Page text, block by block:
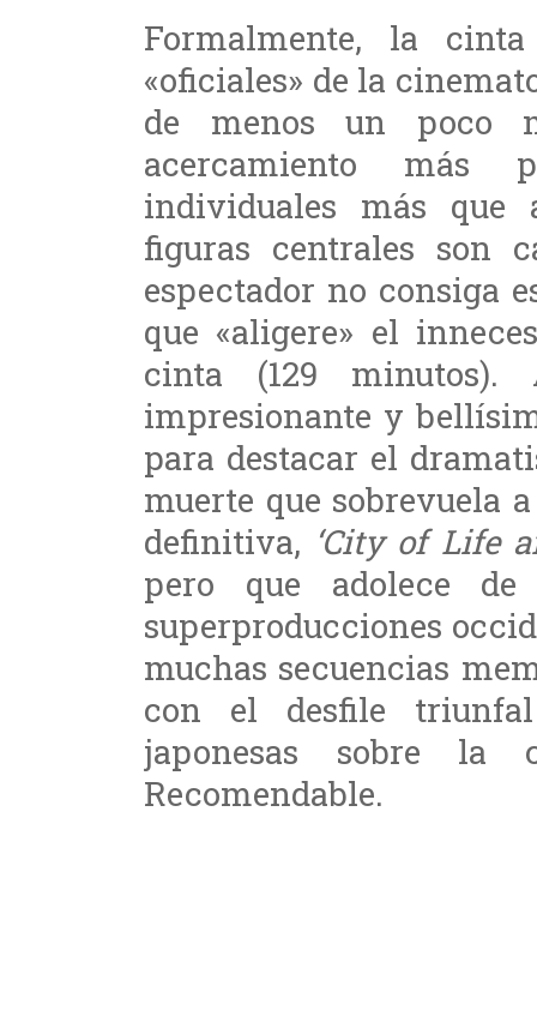
Formalmente, la
«oficiales» de la
de menos un poco
acercamiento más
individuales más
figuras centrales son
espectador no consiga
que «aligere» el
cinta (129
impresionante y
para destacar el
muerte que sobrevuela
definitiva, ‘City of Life
pero que adolece
superproducciones
muchas secuencias
con el desfile
japonesas sobre la
Recomendable.